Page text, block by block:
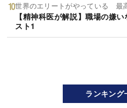
世界のエリートがやっている 最
【精神科医が解説】職場の嫌
スト1
ランキング